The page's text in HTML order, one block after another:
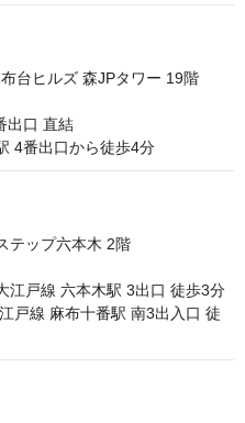
台ヒルズ 森JPタワー 19階
出口 直結
4番出口から徒歩4分
テップ六本木 2階
江戸線 六本木駅 3出口 徒歩3分